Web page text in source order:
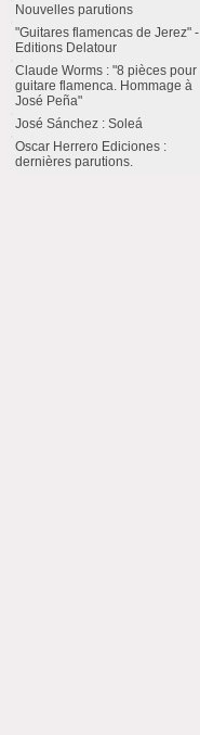
Nouvelles parutions
"Guitares flamencas de Jerez" -
Editions Delatour
Claude Worms : "8 pièces pour
guitare flamenca. Hommage à
José Peña"
José Sánchez : Soleá
Oscar Herrero Ediciones :
dernières parutions.